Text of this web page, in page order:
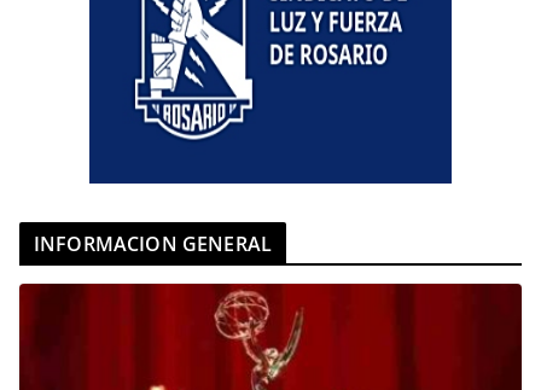
INFORMACION GENERAL